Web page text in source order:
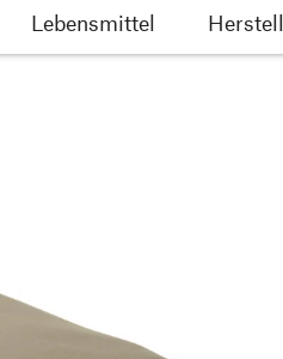
Lebensmittel